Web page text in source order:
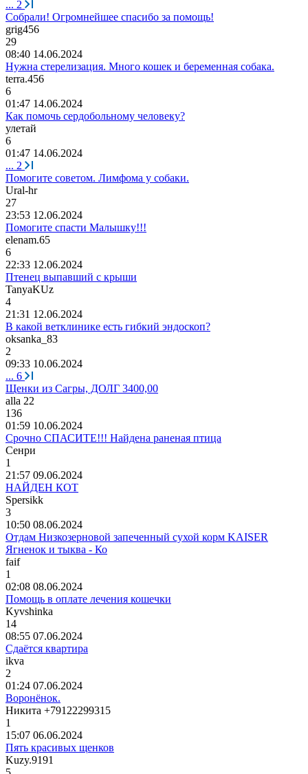
... 2
Собрали! Огромнейшее спасибо за помощь!
grig456
29
08:40 14.06.2024
Нужна стерелизация. Много кошек и беременная собака.
terra.456
6
01:47 14.06.2024
Как помочь сердобольному человеку?
улетай
6
01:47 14.06.2024
... 2
Помогите советом. Лимфома у собаки.
Ural-hr
27
23:53 12.06.2024
Помогите спасти Малышку!!!
elenam.65
6
22:33 12.06.2024
Птенец выпавший с крыши
TanyaKUz
4
21:31 12.06.2024
В какой ветклинике есть гибкий эндоскоп?
oksanka_83
2
09:33 10.06.2024
... 6
Щенки из Сагры, ДОЛГ 3400,00
alla 22
136
01:59 10.06.2024
Срочно СПАСИТЕ!!! Найдена раненая птица
Сенри
1
21:57 09.06.2024
НАЙДЕН КОТ
Spersikk
3
10:50 08.06.2024
Отдам Низкозерновой запеченный сухой корм KAISER
Ягненок и тыква - Ко
faif
1
02:08 08.06.2024
Помощь в оплате лечения кошечки
Kyvshinka
14
08:55 07.06.2024
Сдаётся квартира
ikva
2
01:24 07.06.2024
Воронёнок.
Никита +79122299315
1
15:07 06.06.2024
Пять красивых щенков
Kuzy.9191